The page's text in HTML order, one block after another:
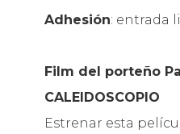
Adhesión: entrada
Film del porteño
CALEIDOSCOPIO
Estrenar esta